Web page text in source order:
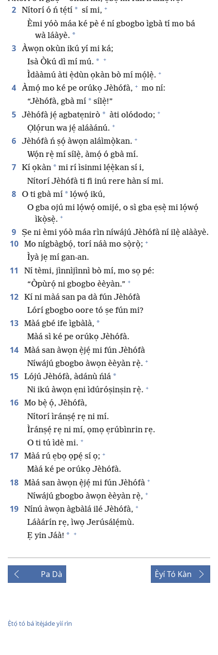
2 Nítorí ó ń tẹ́tí * sí mi, +
Èmi yóò máa ké pè é ní gbogbo ìgbà tí mo bá
wà láàyè. *
3
Àwọn okùn ikú yí mi ká;
Isà Òkú dì mí mú. * +
Ìdààmú àti ẹ̀dùn ọkàn bò mí mọ́lẹ̀. +
4 Àmọ́ mo ké pe orúkọ Jèhófà, + mo ní:
“Jèhófà, gbà mí * sílẹ̀!”
5 Jèhófà jẹ́ agbatẹnirò * àti olódodo; +
Ọlọ́run wa jẹ́ aláàánú. +
6 Jèhófà ń ṣọ́ àwọn aláìmọ̀kan. +
Wọ́n rẹ̀ mí sílẹ̀, àmọ́ ó gbà mí.
7 Kí ọkàn * mi rí ìsinmi lẹ́ẹ̀kan sí i,
Nítorí Jèhófà ti fi inú rere hàn sí mi.
8 O ti gbà mí * lọ́wọ́ ikú,
O gba ojú mi lọ́wọ́ omijé, o sì gba ẹsẹ̀ mi lọ́wọ́
ìkọ̀sẹ̀. +
9 Ṣe ni èmi yóò máa rìn níwájú Jèhófà ní ilẹ̀ alààyè.
10 Mo nígbàgbọ́, torí náà mo sọ̀rọ̀; +
Ìyà jẹ mí gan-an.
11
Ní tèmi, jìnnìjìnnì bò mí, mo sọ pé:
“Òpùrọ́ ni gbogbo èèyàn.” +
12
Kí ni màá san pa dà fún Jèhófà
Lórí gbogbo oore tó ṣe fún mi?
13 Màá gbé ife ìgbàlà, *
Màá sì ké pe orúkọ Jèhófà.
14
Màá san àwọn ẹ̀jẹ́ mi fún Jèhófà
Níwájú gbogbo àwọn èèyàn rẹ̀. +
15 Lójú Jèhófà, àdánù ńlá *
Ni ikú àwọn ẹni ìdúróṣinṣin rẹ̀. +
16
Mo bẹ̀ ọ́, Jèhófà,
Nítorí ìránṣẹ́ rẹ ni mí.
Ìránṣẹ́ rẹ ni mí, ọmọ ẹrúbìnrin rẹ.
O ti tú ìdè mi. +
17 Màá rú ẹbọ ọpẹ́ sí ọ; +
Màá ké pe orúkọ Jèhófà.
18 Màá san àwọn ẹ̀jẹ́ mi fún Jèhófà +
Níwájú gbogbo àwọn èèyàn rẹ̀, +
19 Nínú àwọn àgbàlá ilé Jèhófà, +
Láàárín rẹ, ìwọ Jerúsálẹ́mù.
Ẹ yin Jáà! * +
Pa Dà Èyí Tó Kàn
Ẹ̀tọ́ tó bá ìtẹ̀jáde yìí rìn